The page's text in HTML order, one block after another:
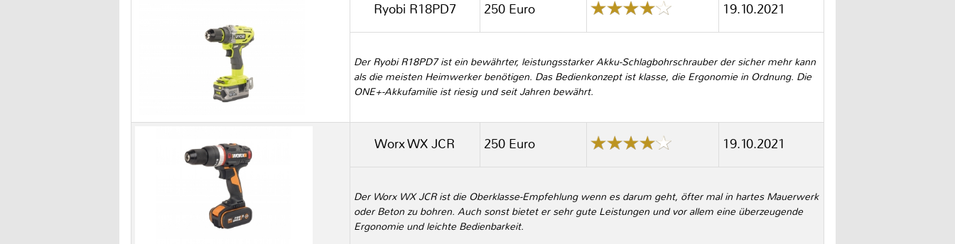
Ryobi R18PD7 250 Euro 19.10.2021
Der Ryobi R18PD7 ist ein bewährter, leistungsstarker Akku-Schlagbohrschrauber der sicher mehr kann
als die meisten Heimwerker benötigen. Das Bedienkonzept ist klasse, die Ergonomie in Ordnung. Die
ONE+-Akkufamilie ist riesig und seit Jahren bewährt.
Worx WX JCR 250 Euro 19.10.2021
Der Worx WX JCR ist die Oberklasse-Empfehlung wenn es darum geht, öfter mal in hartes Mauerwerk
oder Beton zu bohren. Auch sonst bietet er sehr gute Leistungen und vor allem eine überzeugende
Ergonomie und leichte Bedienbarkeit.